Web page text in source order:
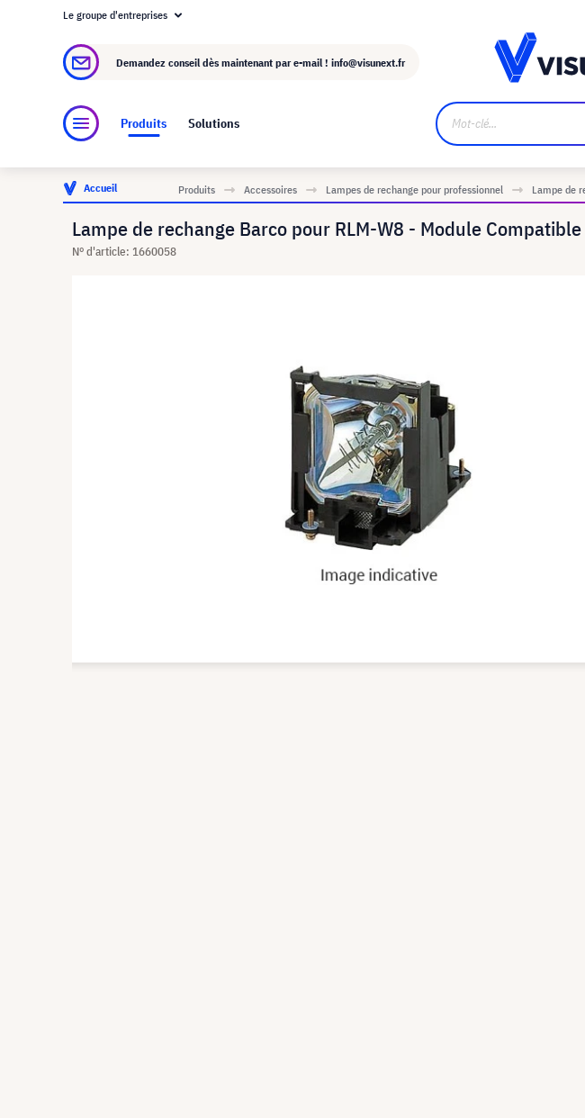
À propos de visunext.fr
Le groupe d'entreprises
Demandez conseil dès maintenant par e-mail ! info@visunext.fr
Produits Solutions
Accueil Produits Accessoires Lampes de rechange pour professionnel Lampe de
Lampe de rechange Barco pour RLM-W8 - Module
N° d'article: 1660058